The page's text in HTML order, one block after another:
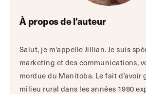
À propos de l'auteur
Salut, je m'appelle Jillian. Je suis
marketing et des communications,
mordue du Manitoba. Le fait d’avoir
milieu rural dans les années 1980